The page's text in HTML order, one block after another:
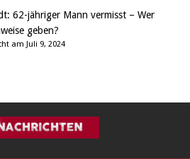
62-jähriger Mann vermisst – Wer
geben?
am Juli 9, 2024